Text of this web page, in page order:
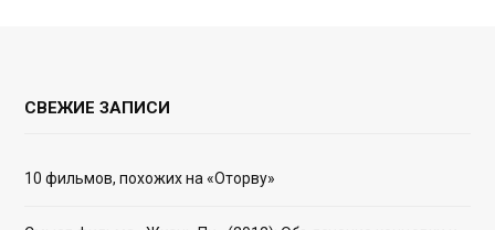
СВЕЖИЕ ЗАПИСИ
10 фильмов, похожих на «Оторву»